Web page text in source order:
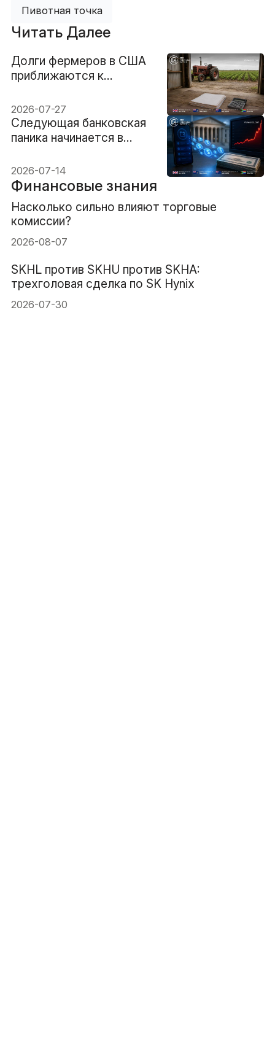
Пивотная точка
Читать Далее
Долги фермеров в США
приближаются к
миллиардам. Число
банкротств выросло на
46%
2026-07-27
Следующая банковская
паника начинается в
заканчивается на рынке
казначейских бумаг США
2026-07-14
Финансовые знания
Насколько сильно влияют торговые
комиссии?
2026-08-07
SKHL против SKHU против SKHA:
трехголовая сделка по SK Hynix
2026-07-30